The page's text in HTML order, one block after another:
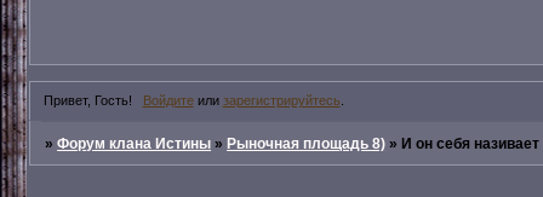
Привет, Гость! Войдитеили зарегистрируйтесь
»Форум клана Истины »Рыночная площадь 8) »И он себя